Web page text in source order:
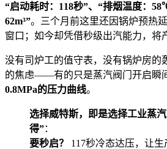
“启动耗时：118秒”、“排烟温度：
62m³”。三个月前这里还因锅炉预热
窗口；如今却凭借秒级出汽能力，将
没有司炉工的值守表，没有锅炉房的
的焦虑——有的只是蒸汽阀门开启瞬
0.8MPa的压力曲线。
选择威特斯，即是选择工业蒸
得”：
要秒启？
117秒冷态达压，让